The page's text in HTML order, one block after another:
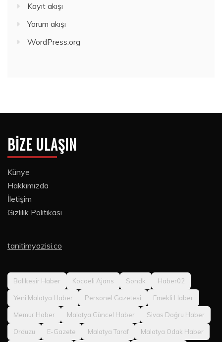
Kayıt akışı
Yorum akışı
WordPress.org
BIZE ULAŞIN
Künye
Hakkımızda
İletişim
Gizlilik Politikası
tanitimyazisi.co
Balıkesir Haber Kocaeli Ajans Sondk Haber02
Yeni Malatya Haber Personel Gazetesi Emekli Haber
Memur Haber Malatya Güncel Haber Sivas Doğru Haber
Orduzu E-Gazete Malatya Taraf Malatya Odak Haber